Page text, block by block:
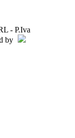
- P.Iva
by